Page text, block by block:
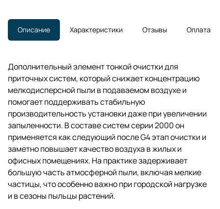
Описание Характеристики Отзывы Оплата
Дополнительный элемент тонкой очистки для
приточных систем, который снижает концентрацию
мелкодисперсной пыли в подаваемом воздухе и
помогает поддерживать стабильную
производительность установки даже при увеличении
запыленности. В составе систем серии 2000 он
применяется как следующий после G4 этап очистки и
заметно повышает качество воздуха в жилых и
офисных помещениях. На практике задерживает
большую часть атмосферной пыли, включая мелкие
частицы, что особенно важно при городской нагрузке
и в сезоны пыльцы растений.